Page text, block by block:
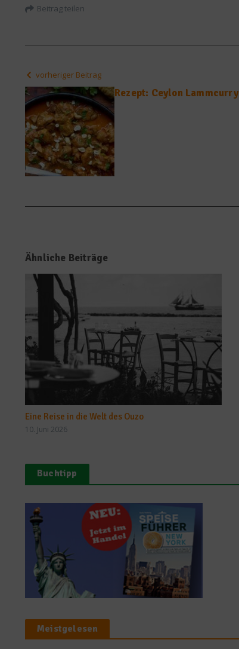
Beitrag teilen
vorheriger Beitrag
Rezept: Ceylon Lammcurry
Ähnliche Beiträge
Eine Reise in die Welt des Ouzo
10. Juni 2026
Buchtipp
Meistgelesen